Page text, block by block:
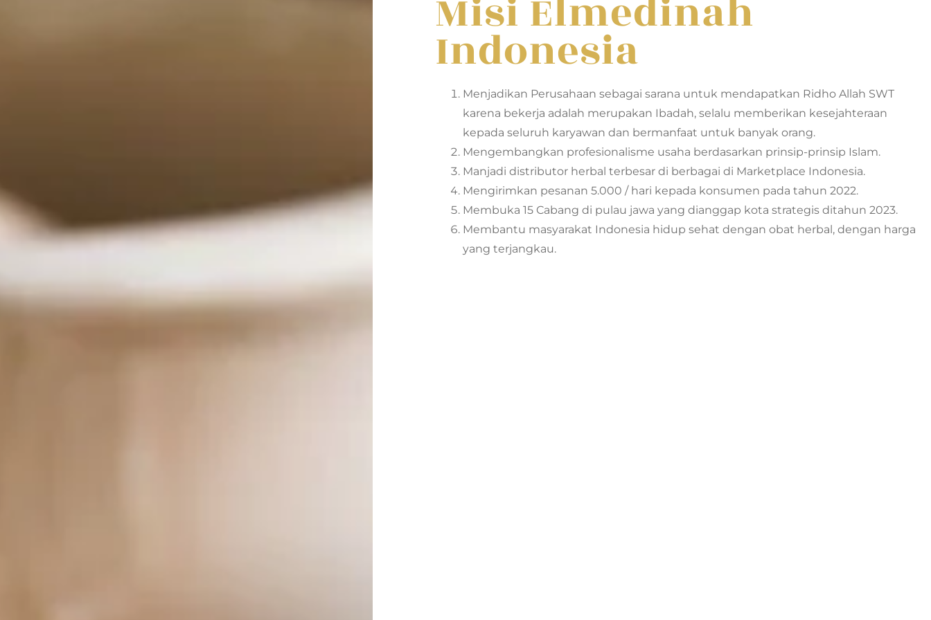
Misi Elmedinah
Indonesia
Menjadikan Perusahaan sebagai sarana untuk mendapatkan Ridho Allah SWT
karena bekerja adalah merupakan Ibadah, selalu memberikan kesejahteraan
kepada seluruh karyawan dan bermanfaat untuk banyak orang.
Mengembangkan profesionalisme usaha berdasarkan prinsip-prinsip Islam.
Manjadi distributor herbal terbesar di berbagai di Marketplace Indonesia.
Mengirimkan pesanan 5.000 / hari kepada konsumen pada tahun 2022.
Membuka 15 Cabang di pulau jawa yang dianggap kota strategis ditahun 2023.
Membantu masyarakat Indonesia hidup sehat dengan obat herbal, dengan harga
yang terjangkau.